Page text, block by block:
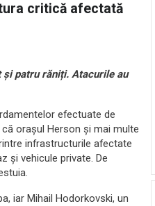
critică afectată
și patru răniți. Atacurile au
efectuate de
orașul Herson și mai multe
infrastructurile afectate
și vehicule private. De
iar Mihail Hodorkovski, un